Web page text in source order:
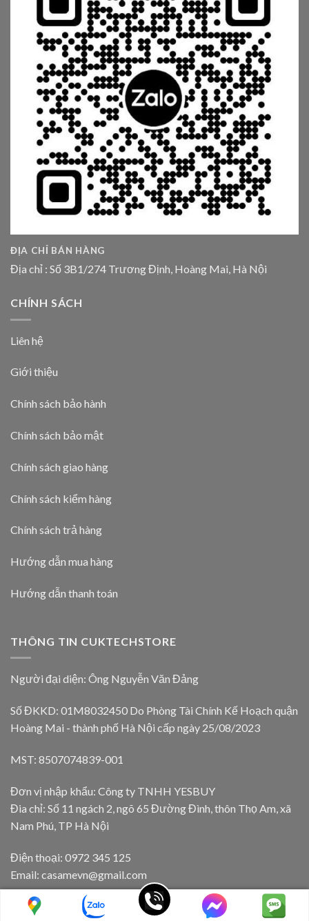
ĐỊA CHỈ BÁN HÀNG
Địa chỉ : Số 3B1/274 Trương Định, Hoàng Mai, Hà Nội
CHÍNH SÁCH
Liên hệ
Giới thiệu
Chính sách bảo hành
Chính sách bảo mật
Chính sách giao hàng
Chính sách kiểm hàng
Chính sách trả hàng
Hướng dẫn mua hàng
Hướng dẫn thanh toán
THÔNG TIN CUKTECHSTORE
Người đại diện: Ông Nguyễn Văn Đảng
Số ĐKKD: 01M8032450 Do Phòng Tài Chính Kế Hoạch quận
Hoàng Mai - thành phố Hà Nội cấp ngày 25/08/2023
MST: 8507074839-001
Đơn vị nhập khẩu: Công ty TNHH YESBUY
Đia chỉ: Số 11 ngách 2, ngõ 65 Đường Đình, thôn Thọ Am, xã
Nam Phú, TP Hà Nội
Điện thoại: 0972 345 125
Email: casamevn@gmail.com